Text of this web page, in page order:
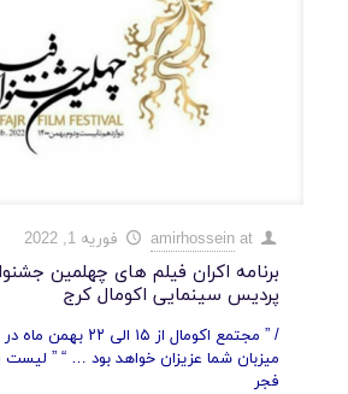
amirhossein at فوریه 1, 2022
برنامه اکران فیلم های چهلمین
پردیس سینمایی اکومال کرج
/ ” مجتمع اکومال از ۱۵
میزبان شما عزیزان خواهد بود … “ ”
فجر